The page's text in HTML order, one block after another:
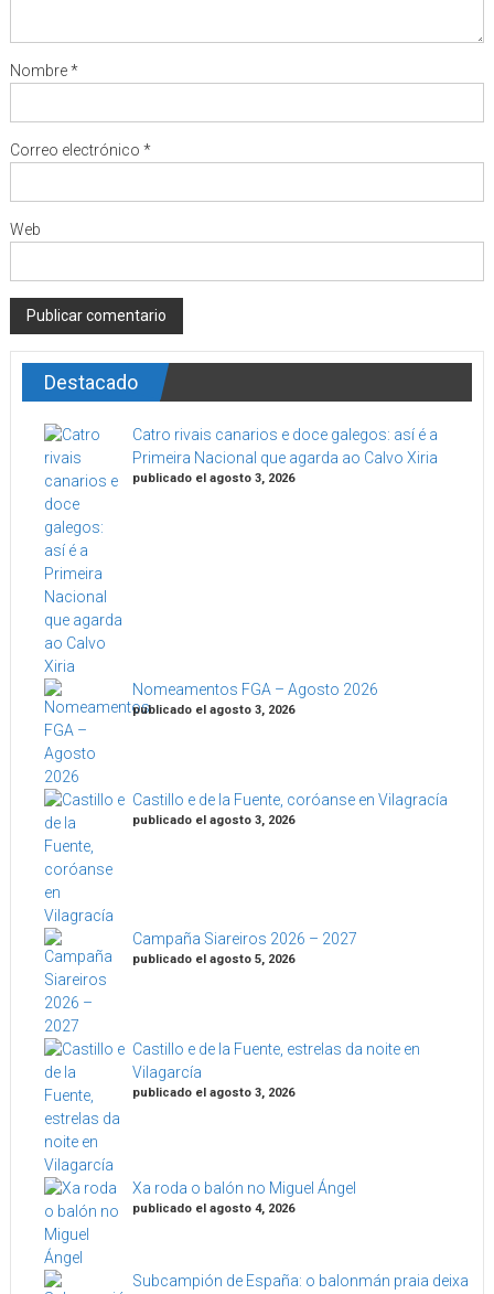
Nombre*
Correo electrónico *
Web
Destacado
Catro rivais canarios e doce galegos: así é a
Primeira Nacional que agarda ao Calvo Xiria
publicado el agosto 3, 2026
Nomeamentos FGA – Agosto 2026
publicado el agosto 3, 2026
Castillo e de la Fuente, coróanse en Vilagracía
publicado el agosto 3, 2026
Campaña Siareiros 2026 – 2027
publicado el agosto 5, 2026
Castillo e de la Fuente, estrelas da noite en
Vilagarcía
publicado el agosto 3, 2026
Xa roda o balón no Miguel Ángel
publicado el agosto 4, 2026
Subcampión de España: o balonmán praia deixa